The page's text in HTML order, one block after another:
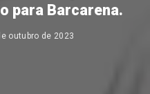
para Barcarena.
outubro de 2023